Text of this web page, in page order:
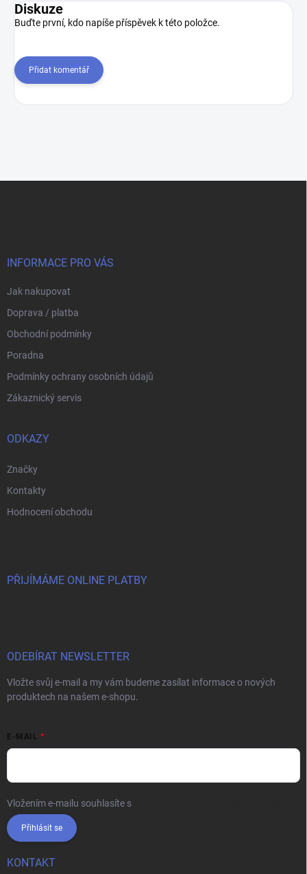
Diskuze
Buďte první, kdo napíše příspěvek k této položce.
Přidat komentář
INFORMACE PRO VÁS
Jak nakupovat
Doprava / platba
Obchodní podmínky
Poradna
Podmínky ochrany osobních údajů
Zákaznický servis
ODKAZY
Značky
Kontakty
Hodnocení obchodu
PŘIJÍMÁME ONLINE PLATBY
ODEBÍRAT NEWSLETTER
Vložte svůj e-mail a my vám budeme zasílat informace o nových
produktech na našem e-shopu.
E-MAIL
Vložením e-mailu souhlasíte s
Přihlásit se
KONTAKT